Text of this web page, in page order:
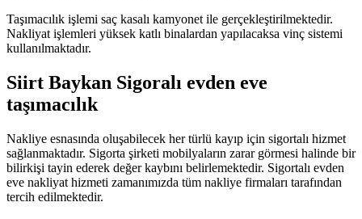
Taşımacılık işlemi saç kasalı kamyonet ile gerçekleştirilmektedir.
Nakliyat işlemleri yüksek katlı binalardan yapılacaksa vinç sistemi
kullanılmaktadır.
Siirt Baykan Sigoralı evden eve
taşımacılık
Nakliye esnasında oluşabilecek her türlü kayıp için sigortalı hizmet
sağlanmaktadır. Sigorta şirketi mobilyaların zarar görmesi halinde bir
bilirkişi tayin ederek değer kaybını belirlemektedir. Sigortalı evden
eve nakliyat hizmeti zamanımızda tüm nakliye firmaları tarafından
tercih edilmektedir.